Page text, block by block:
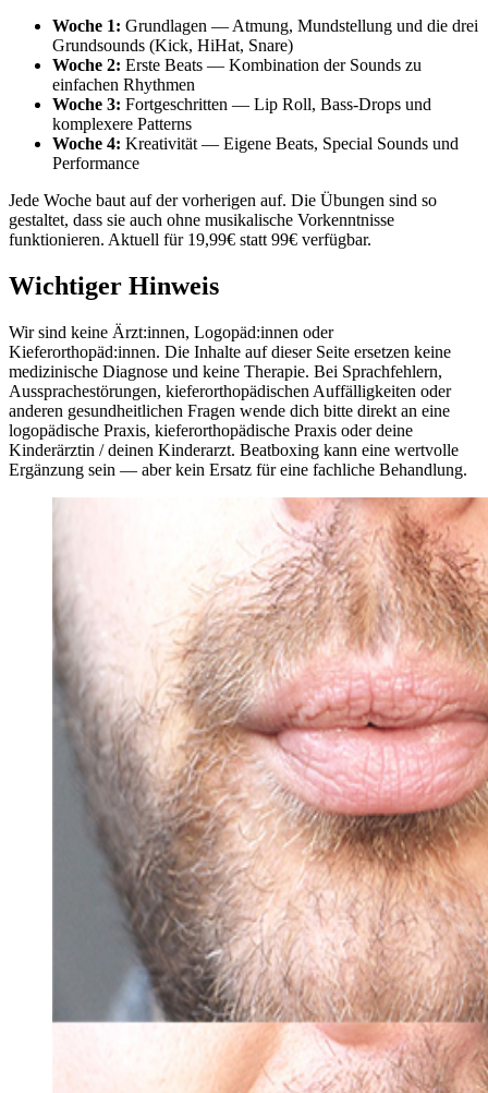
Woche 1: Grundlagen — Atmung, Mundstellung und die drei
Grundsounds (Kick, HiHat, Snare)
Woche 2: Erste Beats — Kombination der Sounds zu
einfachen Rhythmen
Woche 3: Fortgeschritten — Lip Roll, Bass-Drops und
komplexere Patterns
Woche 4: Kreativität — Eigene Beats, Special Sounds und
Performance
Jede Woche baut auf der vorherigen auf. Die Übungen sind so
gestaltet, dass sie auch ohne musikalische Vorkenntnisse
funktionieren. Aktuell für 19,99€ statt 99€ verfügbar.
Wichtiger Hinweis
Wir sind keine Ärzt:innen, Logopäd:innen oder
Kieferorthopäd:innen. Die Inhalte auf dieser Seite ersetzen keine
medizinische Diagnose und keine Therapie. Bei Sprachfehlern,
Aussprachestörungen, kieferorthopädischen Auffälligkeiten oder
anderen gesundheitlichen Fragen wende dich bitte direkt an eine
logopädische Praxis, kieferorthopädische Praxis oder deine
Kinderärztin / deinen Kinderarzt. Beatboxing kann eine wertvolle
Ergänzung sein — aber kein Ersatz für eine fachliche Behandlung.